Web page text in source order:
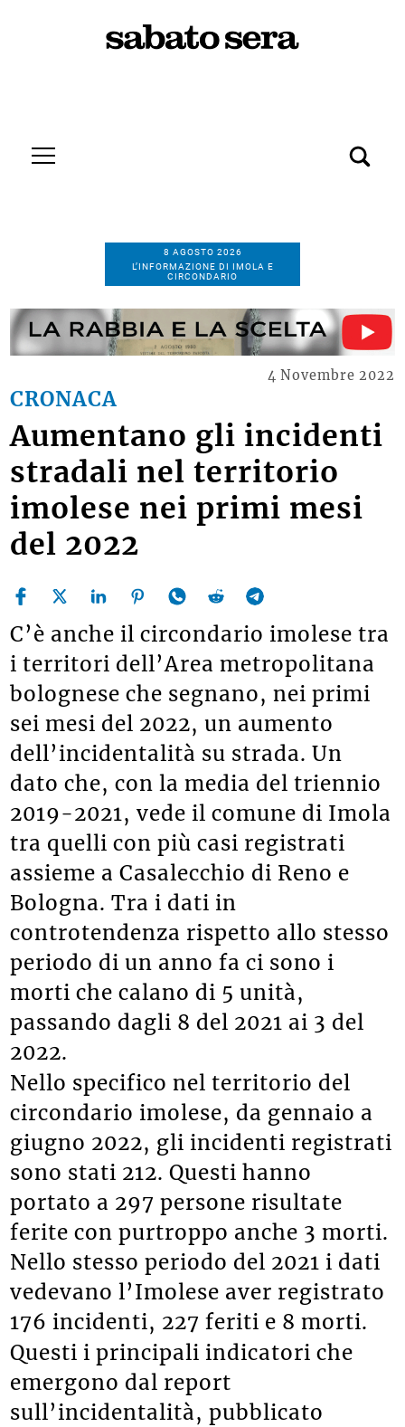
8 AGOSTO 2026
L’INFORMAZIONE DI IMOLA E
CIRCONDARIO
CRONACA
4 Novembre 2022
Aumentano gli incidenti
stradali nel territorio
imolese nei primi mesi
del 2022
C’è anche il circondario imolese tra
i territori dell’Area metropolitana
bolognese che segnano, nei primi
sei mesi del 2022, un aumento
dell’incidentalità su strada. Un
dato che, con la media del triennio
2019-2021, vede il comune di Imola
tra quelli con più casi registrati
assieme a Casalecchio di Reno e
Bologna. Tra i dati in
controtendenza rispetto allo stesso
periodo di un anno fa ci sono i
morti che calano di 5 unità,
passando dagli 8 del 2021 ai 3 del
2022.
Nello specifico nel territorio del
circondario imolese, da gennaio a
giugno 2022, gli incidenti registrati
sono stati 212. Questi hanno
portato a 297 persone risultate
ferite con purtroppo anche 3 morti.
Nello stesso periodo del 2021 i dati
vedevano l’Imolese aver registrato
176 incidenti, 227 feriti e 8 morti.
Questi i principali indicatori che
emergono dal report
sull’incidentalità, pubblicato